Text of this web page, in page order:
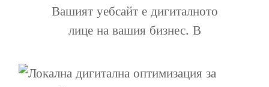
Вашият уебсайт е дигиталното
лице на вашия бизнес. В